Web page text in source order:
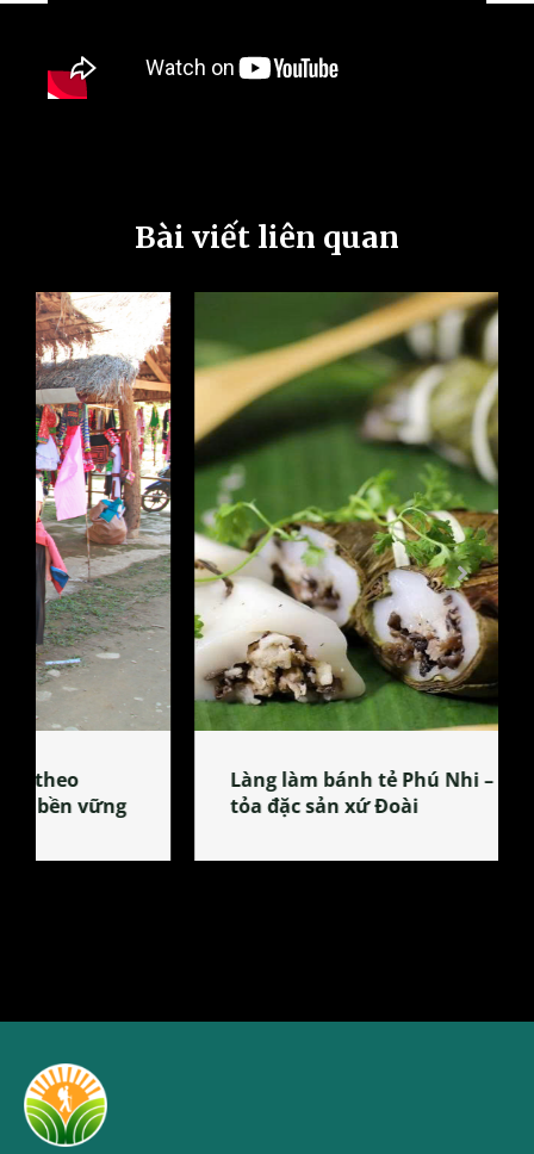
Bài viết liên quan
Làng làm bánh tẻ Phú Nhi – nơi lan
tỏa đặc sản xứ Đoài